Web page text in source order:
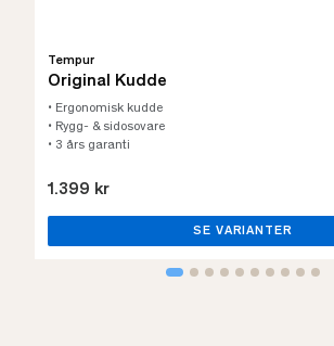
Tempur
Original Kudde
• Ergonomisk kudde
• Rygg- & sidosovare
• 3 års garanti
1.399 kr
SE VARIANTER